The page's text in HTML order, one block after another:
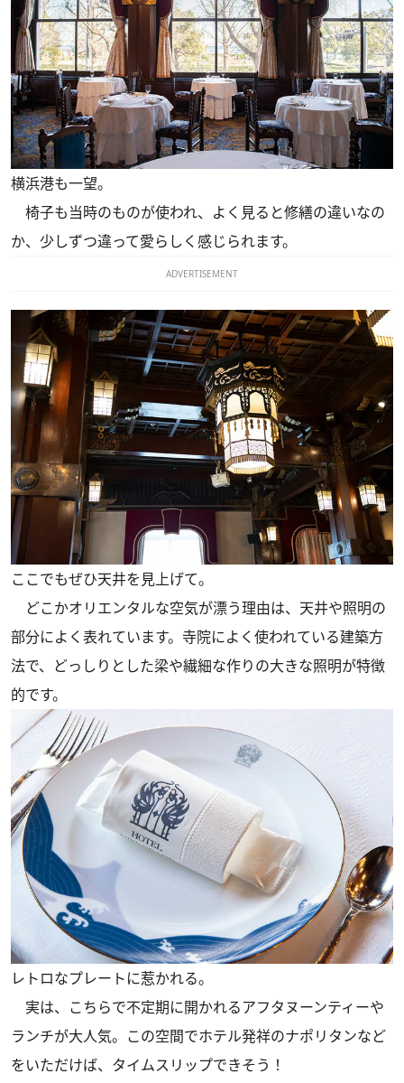
横浜港も一望。
椅子も当時のものが使われ、よく見ると修繕の違いなの
か、少しずつ違って愛らしく感じられます。
ADVERTISEMENT
ここでもぜひ天井を見上げて。
どこかオリエンタルな空気が漂う理由は、天井や照明の
部分によく表れています。寺院によく使われている建築方
法で、どっしりとした梁や繊細な作りの大きな照明が特徴
的です。
レトロなプレートに惹かれる。
実は、こちらで不定期に開かれるアフタヌーンティーや
ランチが大人気。この空間でホテル発祥のナポリタンなど
をいただけば、タイムスリップできそう！